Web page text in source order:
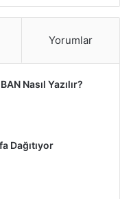
Yorumlar
Nasıl Yazılır?
Dağıtıyor